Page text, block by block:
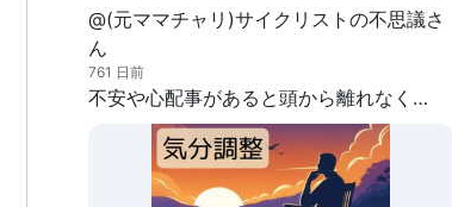
した。ちなみに気分が上向いた時も同じで
した。 このことから、「気分が落ち込ん
だ時は無理に課題をこなそうとしないこ
と」「気分が上がったときは、その回復度
を見ながら挑戦すること」により達成率の
平均を高い状態に持っていけるのではない
かな、と感じました。 自分のメンタルを
@(元ママチャリ)サイクリストの不思議さ
ん
761 日前
不安や心配事があると頭から離れなくなってしまう